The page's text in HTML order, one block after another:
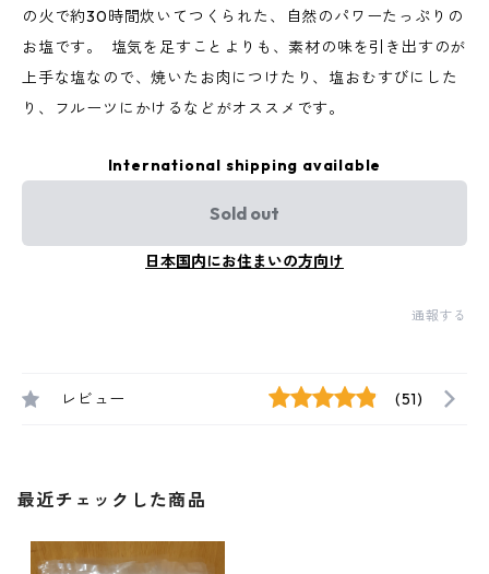
の火で約30時間炊いてつくられた、自然のパワーたっぷりの
お塩です。 塩気を足すことよりも、素材の味を引き出すのが
上手な塩なので、焼いたお肉につけたり、塩おむすびにした
り、フルーツにかけるなどがオススメです。
International shipping available
Sold out
日本国内にお住まいの方向け
通報する
レビュー (51)
最近チェックした商品